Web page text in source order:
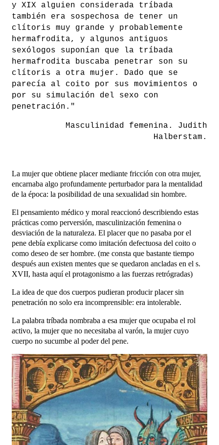
y XIX alguien considerada tríbada
también era sospechosa de tener un
clítoris muy grande y probablemente
hermafrodita, y algunos antiguos
sexólogos suponían que la tríbada
hermafrodita buscaba penetrar son su
clítoris a otra mujer. Dado que se
parecía al coito por sus movimientos o
por su simulación del sexo con
penetración."
Masculinidad femenina. Judith
Halberstam.
La mujer que obtiene placer mediante fricción con otra mujer,
encarnaba algo profundamente perturbador para la mentalidad
de la época: la posibilidad de una sexualidad sin hombre.
El pensamiento médico y moral reaccionó describiendo estas
prácticas como perversión, masculinización femenina o
desviación de la naturaleza. El placer que no pasaba por el
pene debía explicarse como imitación defectuosa del coito o
como deseo de ser hombre. (me consta que bastante tiempo
después aun existen mentes que se quedaron ancladas en el s.
XVII, hasta aquí el protagonismo a las fuerzas retrógradas)
La idea de que dos cuerpos pudieran producir placer sin
penetración no solo era incomprensible: era intolerable.
La palabra tríbada nombraba a esa mujer que ocupaba el rol
activo, la mujer que no necesitaba al varón, la mujer cuyo
cuerpo no sucumbe al poder del pene.